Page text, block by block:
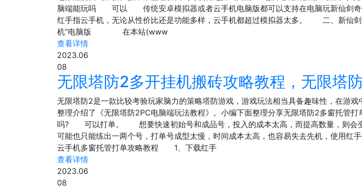
脑端能玩吗 可以 传统安卓模拟器或者云手机电脑版都可以支持在电脑玩新仙剑奇
红手指云手机，无论从性价比还是功能多样，云手机都超过模拟器太多。 二、新仙
机”电脑版 在本站(www
查看详情
2023.06
08
无限塔防2多开挂机搬砖攻略教程，无限塔
无限塔防2是一款比较考验玩家脑力的策略塔防游戏，游戏玩法相当具备趣味性，在游
整理介绍了《无限塔防2PC电脑端玩法教程》。小编下面整理分享无限塔防2多窗托
吗? 可以打单。 想要快速初始号和成品号，投入的成本太高，而提高数量，则会变
可能也只能练出一两个号，打单号成型太慢，时间成本太高，也容易失去先机，使用
云手机多窗托管打单攻略教程 1、下载红手
查看详情
2023.06
08